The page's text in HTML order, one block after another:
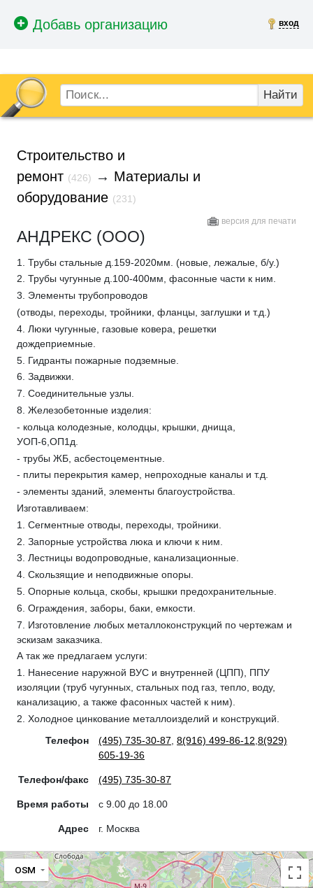
вход
Найти
Строительство и
ремонт (426) → Материалы и
оборудование (231)
версия для печати
АНДРЕКС (ООО)
1. Трубы стальные д.159-2020мм. (новые, лежалые, б/у.)
2. Трубы чугунные д.100-400мм, фасонные части к ним.
3. Элементы трубопроводов
(отводы, переходы, тройники, фланцы, заглушки и т.д.)
4. Люки чугунные, газовые ковера, решетки
дождеприемные.
5. Гидранты пожарные подземные.
6. Задвижки.
7. Соединительные узлы.
8. Железобетонные изделия:
- кольца колодезные, колодцы, крышки, днища,
УОП-6,ОП1д.
- трубы ЖБ, асбестоцементные.
- плиты перекрытия камер, непроходные каналы и т.д.
- элементы зданий, элементы благоустройства.
Изготавливаем:
1. Сегментные отводы, переходы, тройники.
2. Запорные устройства люка и ключи к ним.
3. Лестницы водопроводные, канализационные.
4. Скользящие и неподвижные опоры.
5. Опорные кольца, скобы, крышки предохранительные.
6. Ограждения, заборы, баки, емкости.
7. Изготовление любых металлоконструкций по чертежам и
эскизам заказчика.
А так же предлагаем услуги:
1. Нанесение наружной ВУС и внутренней (ЦПП), ППУ
изоляции (труб чугунных, стальных под газ, тепло, воду,
канализацию, а также фасонных частей к ним).
2. Холодное цинкование металлоизделий и конструкций.
Телефон
(495) 735-30-87 8(916) 499-86-12 8(929)
605-19-36
Телефон/факс (495) 735-30-87
Время работы с 9.00 до 18.00
Адрес г. Москва
OSM